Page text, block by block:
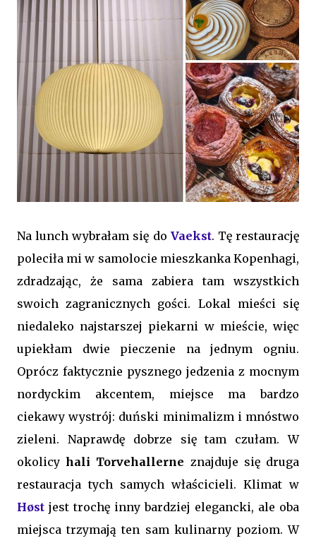
Na lunch wybrałam się do Vaekst. Tę restaurację
poleciła mi w samolocie mieszkanka Kopenhagi,
zdradzając, że sama zabiera tam wszystkich
swoich zagranicznych gości. Lokal mieści się
niedaleko najstarszej piekarni w mieście, więc
upiekłam dwie pieczenie na jednym ogniu.
Oprócz faktycznie pysznego jedzenia z mocnym
nordyckim akcentem, miejsce ma bardzo
ciekawy wystrój: duński minimalizm i mnóstwo
zieleni. Naprawdę dobrze się tam czułam. W
okolicyhali Torvehallerne znajduje się druga
restauracja tych samych właścicieli. Klimat w
Høst jest trochę inny bardziej elegancki, ale oba
miejsca trzymają ten sam kulinarny poziom. W